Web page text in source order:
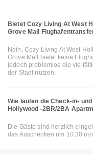
Bietet Cozy Living At West
Grove Mall
Nein, Cozy Living At West
Grove Mall bietet keine
jedoch problemlos die
der Stadt nutzen.
Wie lauten die Check-in-
Hollywood -2BR/2BA
Die Gäste sind herzlich
das Auschecken um 10:30